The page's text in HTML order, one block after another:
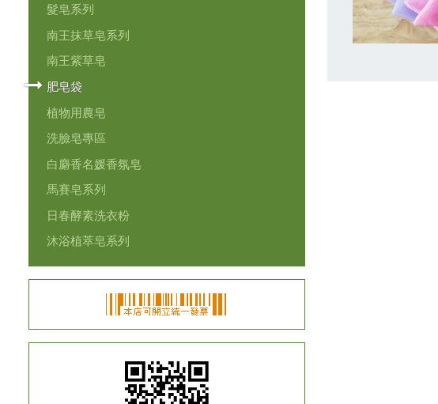
髮皂系列
南王抹草皂系列
南王紫草皂
肥皂袋
植物用農皂
洗臉皂專區
白麝香名媛香氛皂
馬賽皂系列
日春酵素洗衣粉
沐浴植萃皂系列